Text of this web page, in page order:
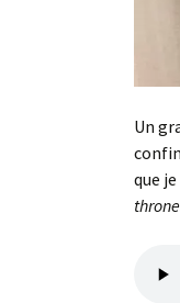
Un
que